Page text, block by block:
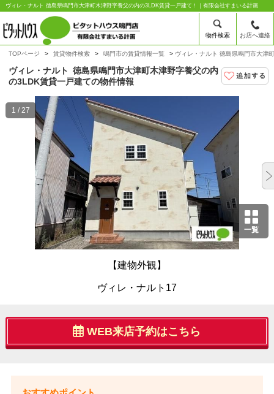
物件検索 お店へ連絡
ヴィレ・ナルト 徳島県鳴門市大津町木津野字養父の内の3LDK賃貸一戸建て！｜有限会社すまいる計画
TOPページ 賃貸物件検索 鳴門市の賃貸情報一覧 ヴィレ・ナルト 徳島県鳴門市大津
ヴィレ・ナルト 徳島県鳴門市大津町木津野字養父の内
の3LDK賃貸一戸建ての物件情報
一覧
【建物外観】
ヴィレ・ナルト17
1 / 27
WEB来店予約はこちら